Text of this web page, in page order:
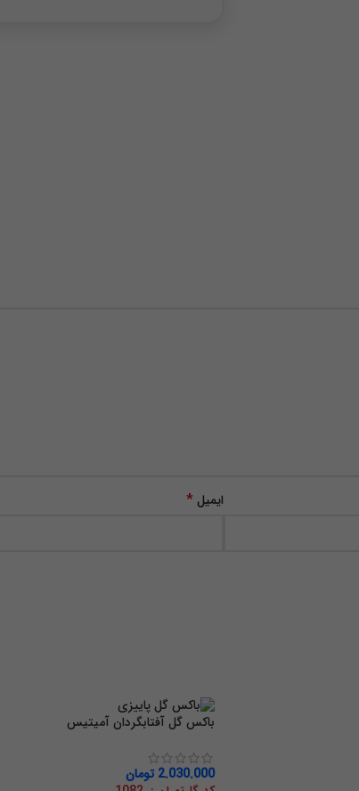
ایمیل*
باکس گل آفتابگردان آمیتیس
2.030.000 تومان